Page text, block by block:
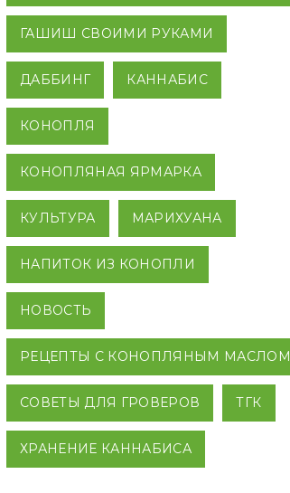
ГАШИШ СВОИМИ РУКАМИ
ДАББИНГ КАННАБИС
КОНОПЛЯ
КОНОПЛЯНАЯ ЯРМАРКА
КУЛЬТУРА МАРИХУАНА
НАПИТОК ИЗ КОНОПЛИ
НОВОСТЬ
РЕЦЕПТЫ С КОНОПЛЯНЫМ МАСЛОМ
СОВЕТЫ ДЛЯ ГРОВЕРОВ ТГК
ХРАНЕНИЕ КАННАБИСА